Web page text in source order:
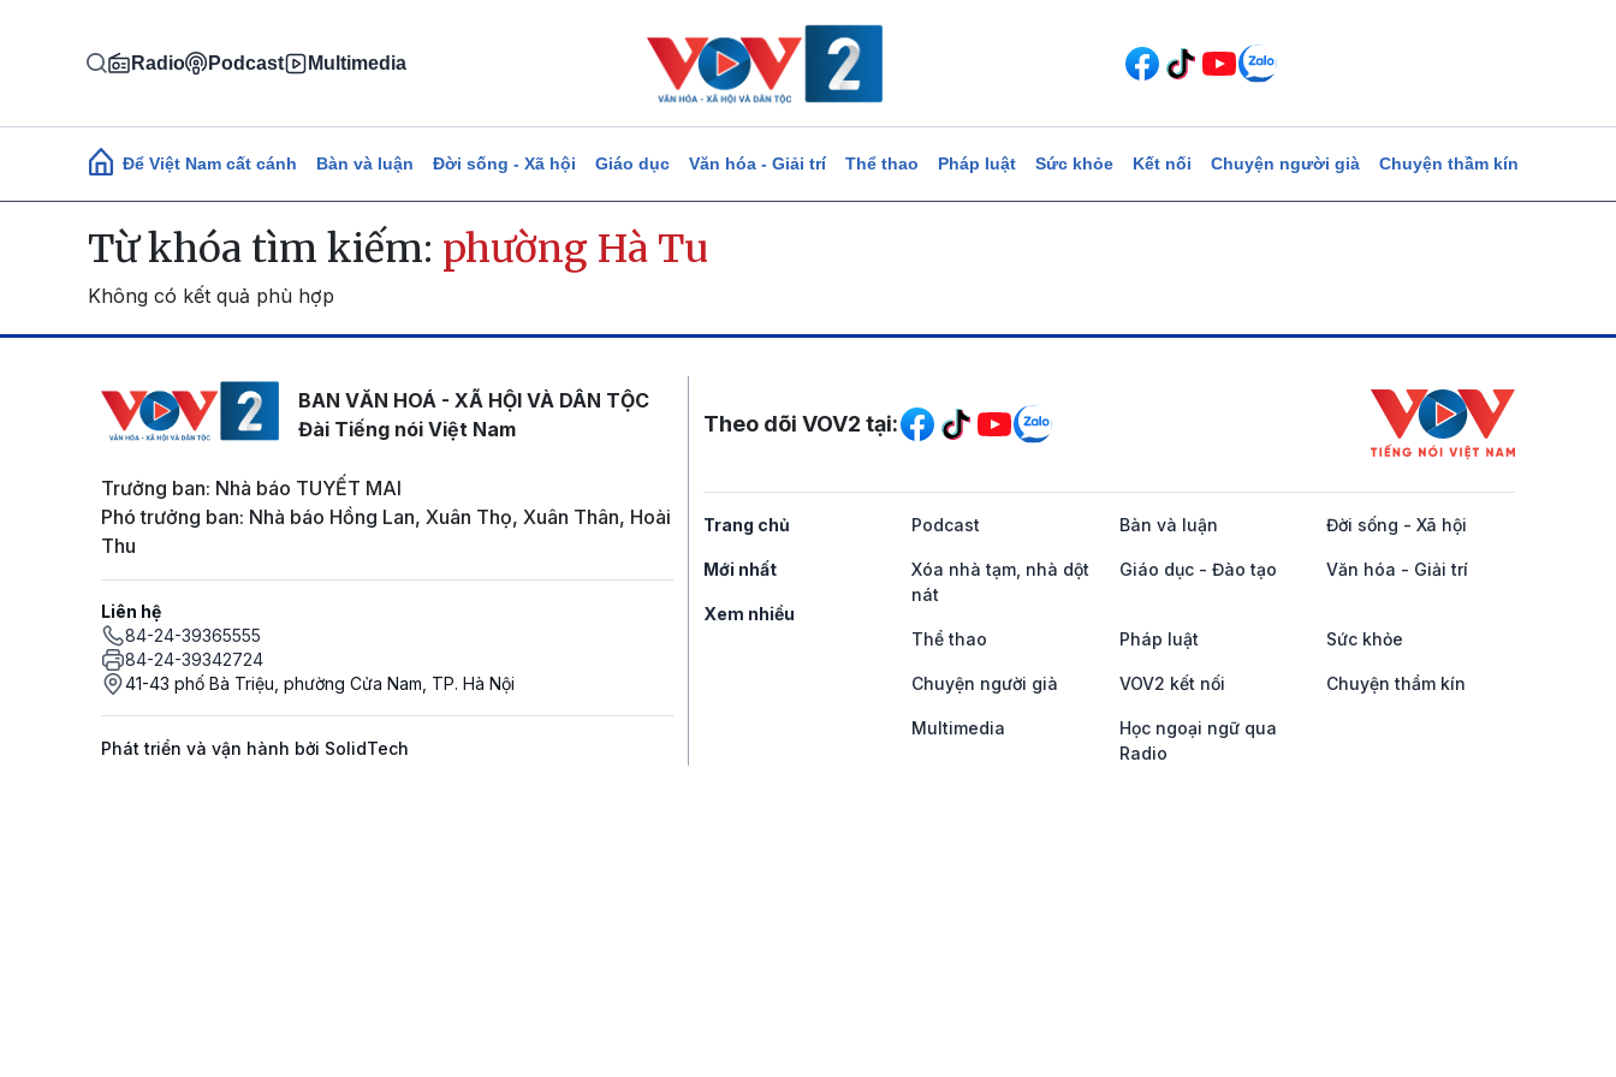
Radio Podcast Multimedia
Main navigation
Để Việt Nam cất cánh Bàn và luận Đời sống - Xã hội Giáo dục Văn hóa - Giải trí Thể thao Pháp luật Sức khỏe Kết nối Chuyện người già Chuyện thầm kín
Từ khóa tìm kiếm: phường Hà Tu
Không có kết quả phù hợp
BAN VĂN HOÁ - XÃ HỘI VÀ DÂN TỘC
Đài Tiếng nói Việt Nam
Trưởng ban: Nhà báo TUYẾT MAI
Phó trưởng ban: Nhà báo Hồng Lan, Xuân Thọ, Xuân Thân, Hoài
Thu
Liên hệ
84-24-39365555
84-24-39342724
41-43 phố Bà Triệu, phường Cửa Nam, TP. Hà Nội
Phát triển và vận hành bởi SolidTech
Mạng xã hội
Theo dõi VOV2 tại:
Trang chủ
Mới nhất
Xem nhiều
Podcast Bàn và luận Đời sống - Xã hội
Xóa nhà tạm, nhà dột
nát
Giáo dục - Đào tạo Văn hóa - Giải trí
Thể thao Pháp luật Sức khỏe
Chuyện người già VOV2 kết nối Chuyện thầm kín
Multimedia
Học ngoại ngữ qua
Radio